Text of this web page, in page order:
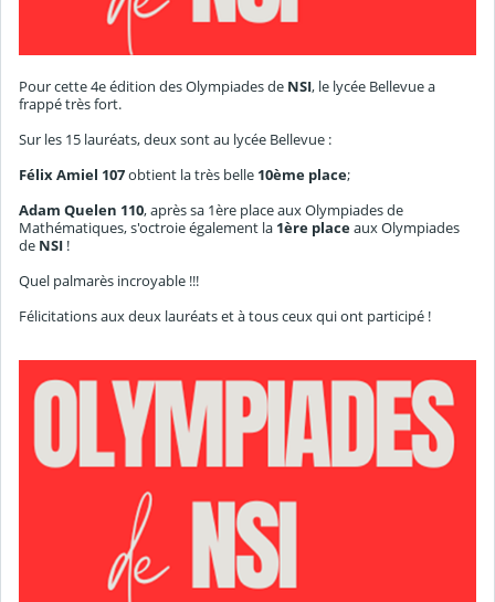
Pour cette 4e édition des Olympiades de NSI, le lycée Bellevue a
frappé très fort.
Sur les 15 lauréats, deux sont au lycée Bellevue :
Félix Amiel 107obtient la très belle 10ème place;
Adam Quelen 110, après sa 1ère place aux Olympiades de
Mathématiques, s'octroie également la 1ère placeaux Olympiades
de NSI !
Quel palmarès incroyable !!!
Félicitations aux deux lauréats et à tous ceux qui ont participé !